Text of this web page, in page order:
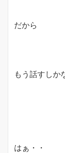
だから
もう話すしか
はぁ・・